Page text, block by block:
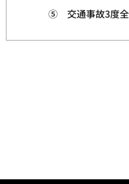
⑤ 交通事故3度全